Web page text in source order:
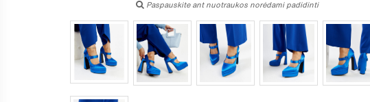
Paspauskite ant nuotraukos norėdami padidinti